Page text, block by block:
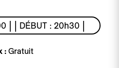
| | DÉBUT : 20h30 |
:Gratuit